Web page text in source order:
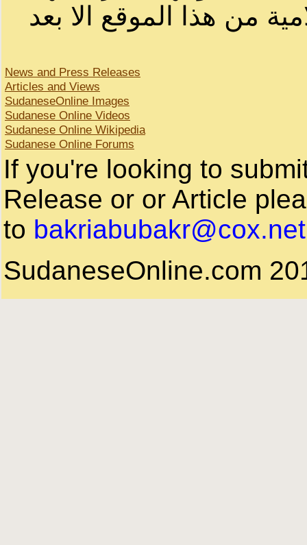
من هذا الموقع الا بعد
News and Press Releases
Articles and Views
SudaneseOnline Images
Sudanese Online Videos
Sudanese Online Wikipedia
Sudanese Online Forums
If you're looking to
Release or or Article
to bakriabubakr@cox.net